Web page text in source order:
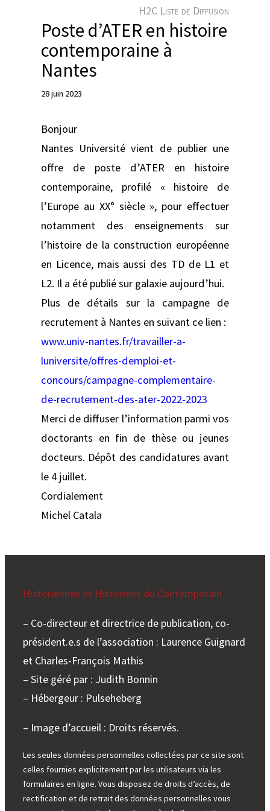
H2C Liste de Diffusion
Poste d’ATER en histoire
contemporaine à
Nantes
28 juin 2023
Bonjour
Nantes Université vient de publier une
offre de poste d’ATER en histoire
contemporaine, profilé « histoire de
l’Europe au XX° siècle », pour effectuer
notamment des enseignements sur
l’histoire de la construction européenne
en Licence, mais aussi des TD de L1 et
L2. Il a été publié sur galaxie aujourd’hui.
Plus de détails sur la campagne de
recrutement à Nantes en suivant ce lien :
www.univ-nantes.fr/travailler-a-
luniversite/offres-demploi-et-
concours/campagne-complementaire-
de-recrutement-des-ater-2022-2023
Merci de diffuser l’information parmi vos
doctorants en fin de thèse ou jeunes
docteurs. Dépôt des candidatures avant
le 4 juillet.
Cordialement
Michel Catala
Historiennes et Historiens du Contemporain
– Co-directeur et directrice de publication, co-
président.e.s de l’association : Laurence Guignard
et Charles-François Mathis
– Site géré par : Judith Bonnin
– Hébergeur : Pulseheberg
– Image d’accueil : Droits réservés.
Les seules données personnelles collectées par ce site sont
celles fournies explicitement par les utilisateurs via les
formulaires en ligne. Vous disposez de droits d’accès, de
rectification et de retrait des données personnelles vous